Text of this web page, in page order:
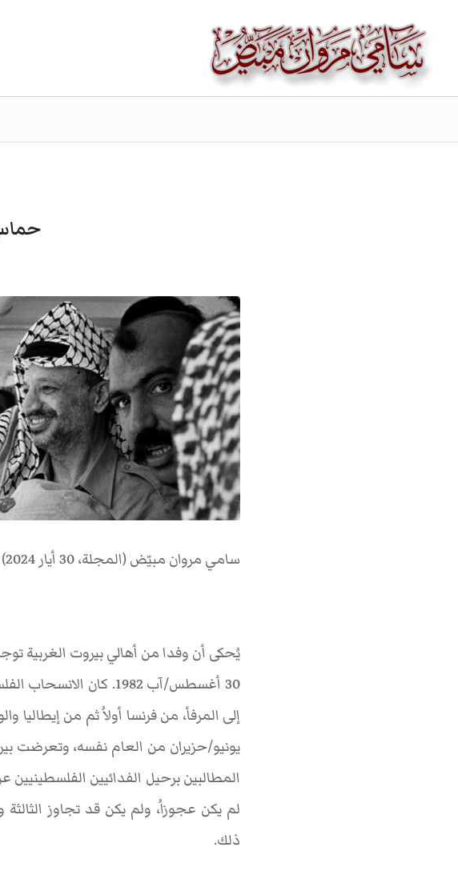
سامي مروان مبيّض (المجلة، 30 أيار 2024)
يُحكى أن وفدا من أهالي بيروت الغربية
30 أغسطس/آب 1982.
إلى المرفأ، من فرنسا أولاُ ثم من إيطاليا
يونيو/حزيران من العام نفسه، وتعرضت
المطالبين برحيل الفدائيين
لم يكن عجوزاُ، ولم يكن قد تجاوز
ذلك.